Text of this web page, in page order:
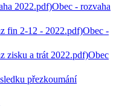
Obec - rozvaha
Obec -
Obec